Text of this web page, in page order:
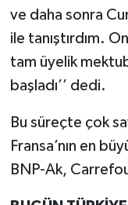
ve daha sonra
ile tanıştırdım.
tam üyelik
başladı’’ dedi.
Bu süreçte çok
Fransa’nın en
BNP-Ak,